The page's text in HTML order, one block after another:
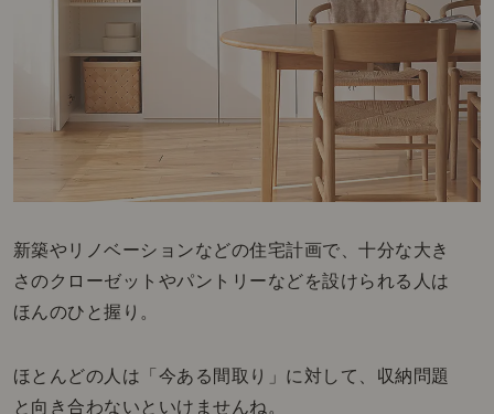
新築やリノベーションなどの住宅計画で、十分な大き
さのクローゼットやパントリーなどを設けられる人は
ほんのひと握り。
ほとんどの人は「今ある間取り」に対して、収納問題
と向き合わないといけませんね。